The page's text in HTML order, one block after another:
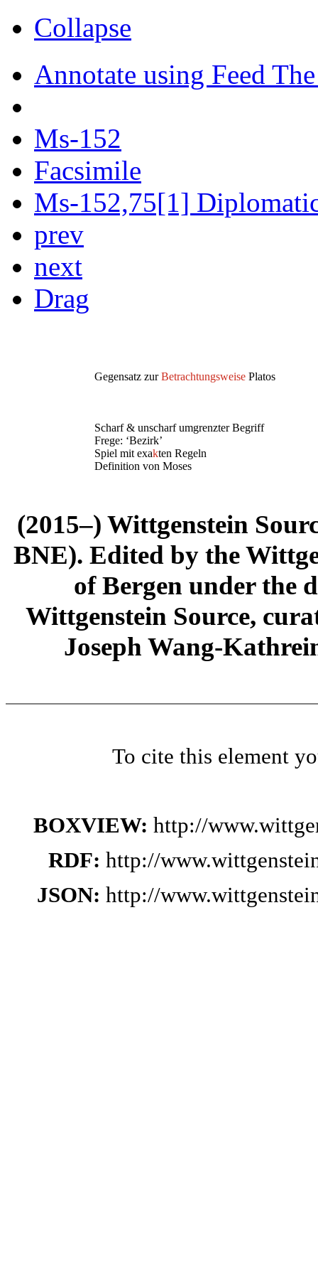
Collapse
Annotate using Feed
Ms-152
Facsimile
Ms-152,75[1]
prev
next
Drag
Gegensatz zurBetrachtungsweise Platos
Scharf & unscharf umgrenzter Begriff
Frege: ‘Bezirk’
Spiel mit exakten Regeln
Definition von Moses
(2015–) Wittgenstein
BNE). Edited by the
of Bergen under the
Wittgenstein Source,
Joseph Wang-
To cite this element
BOXVIEW: http://
RDF: http://
JSON: http://